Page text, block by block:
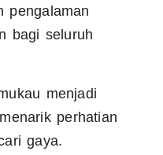
pengalaman
bagi seluruh
menjadi
perhatian
gaya.